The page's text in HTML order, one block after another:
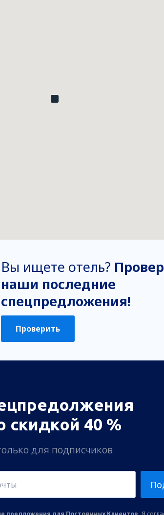
Вы ищете отель?
наши последние
спецпредложения!
Проверить
скидкой 40 %
для подписчиков